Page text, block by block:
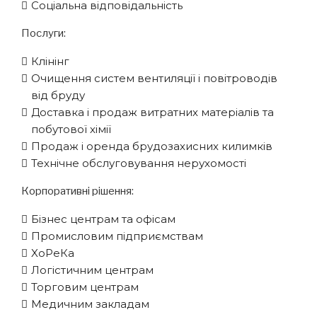
Соціальна відповідальність
Послуги:
Клінінг
Очищення систем вентиляції і повітроводів
від бруду
Доставка і продаж витратних матеріалів та
побутової хімії
Продаж і оренда брудозахисних килимків
Технічне обслуговування нерухомості
Корпоративні рішення:
Бізнес центрам та офісам
Промисловим підприємствам
XоРеКа
Логістичним центрам
Торговим центрам
Медичним закладам